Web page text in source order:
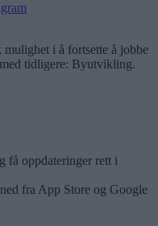
i å fortsette å jobbe
tidligere: Byutvikling.
få oppdateringer rett i
fra App Store og Google